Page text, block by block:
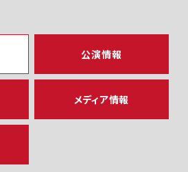
公演情報
メディア情報